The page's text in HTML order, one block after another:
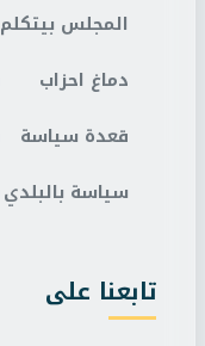
المجلس بيتكلم
دماغ احزاب
قعدة سياسة
سياسة بالبلدي
تابعنا على